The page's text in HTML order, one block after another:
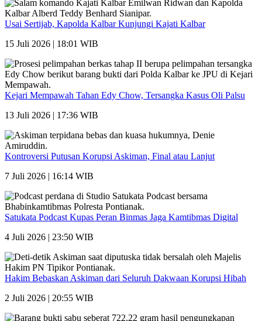
Usai Sertijab, Kapolda Kalbar Kunjungi Kajati Kalbar
15 Juli 2026 | 18:01 WIB
Kejari Mempawah Tahan Edy Chow, Tersangka Kasus Oli Palsu
13 Juli 2026 | 17:36 WIB
Kontroversi Putusan Korupsi Askiman, Final atau Lanjut
7 Juli 2026 | 16:14 WIB
Satukata Podcast Kupas Peran Binmas Jaga Kamtibmas Digital
4 Juli 2026 | 23:50 WIB
Hakim Bebaskan Askiman dari Seluruh Dakwaan Korupsi Hibah
2 Juli 2026 | 20:55 WIB